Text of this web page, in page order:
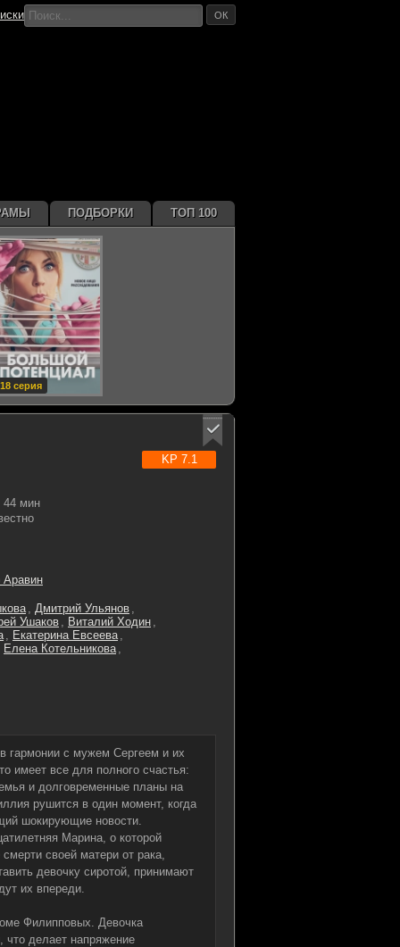
KP 7.1
44 мин
Аравин
, Дмитрий Ульянов ,
Ушаков, Виталий Ходин ,
, Екатерина Евсеева ,
Елена Котельникова ,
гармонии с мужем Сергеем и их
имеет все для полного счастья:
и долговременные планы на
рушится в один момент, когда
шокирующие новости.
Марина, о которой
своей матери от рака,
девочку сиротой, принимают
их впереди.
Филипповых. Девочка
что делает напряжение
ПОДБОРКИ ТОП 100
18 серия
ОК